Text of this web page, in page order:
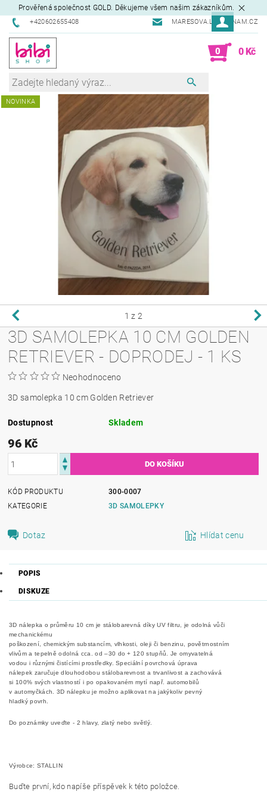
Prověřená společnost GOLD. Děkujeme všem našim zákazníkům.
+420602655408 MARESOVA.L@SEZNAM.CZ
0 0 Kč
NOVINKA
1 z 2
3D SAMOLEPKA 10 CM GOLDEN
RETRIEVER - DOPRODEJ - 1 KS
Neohodnoceno
3D samolepka 10 cm Golden Retriever
Dostupnost Skladem
96 Kč
KÓD PRODUKTU
300-0007
KATEGORIE
3D SAMOLEPKY
Dotaz Hlídat cenu
POPIS
DISKUZE
3D nálepka o průměru 10 cm je stálobarevná díky UV filtru, je odolná vůči
mechanickému
poškození, chemickým substancím, vlhkosti, oleji či benzinu, povětrnostním
vlivům a tepelně odolná cca. od –30 do + 120 stupňů. Je omyvatelná
vodou i různými čistícími prostředky. Speciální povrchová úprava
nálepek zaručuje dlouhodobou stálobarevnost a trvanlivost a zachovává
si 100% svých vlastností i po opakovaném mytí např. automobilů
v automyčkách. 3D nálepku je možno aplikovat na jakýkoliv pevný
hladký povrh.
Do poznámky uveďte - 2 hlavy, zlatý nebo světlý.
Výrobce: STALLIN
Buďte první, kdo napíše příspěvek k této položce.